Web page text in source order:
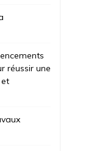
réussir une